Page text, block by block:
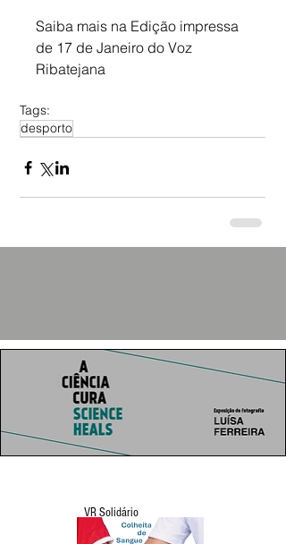
Saiba mais na Edição impressa
de 17 de Janeiro do Voz
Ribatejana
Tags:
desporto
VR Solidário